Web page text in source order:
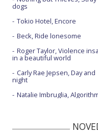
dogs
Tokio Hotel, Encore
Beck, Ride lonesome
Roger Taylor, Violence
in a beautiful world
Carly Rae Jepsen, Day and
night
Natalie Imbruglia,